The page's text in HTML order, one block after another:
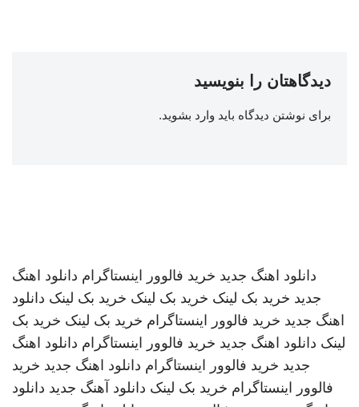
دیدگاهتان را بنویسید
برای نوشتن دیدگاه باید وارد بشوید.
دانلود اهنگ جدید خرید فالوور اینستاگرام دانلود اهنگ
جدید خرید بک لینک خرید بک لینک خرید بک لینک دانلود
اهنگ جدید خرید فالوور اینستاگرام خرید بک لینک خرید بک
لینک دانلود اهنگ جدید خرید فالوور اینستاگرام دانلود اهنگ
جدید خرید فالوور اینستاگرام دانلود اهنگ جدید خرید
فالوور اینستاگرام خرید بک لینک دانلود آهنگ جدید دانلود